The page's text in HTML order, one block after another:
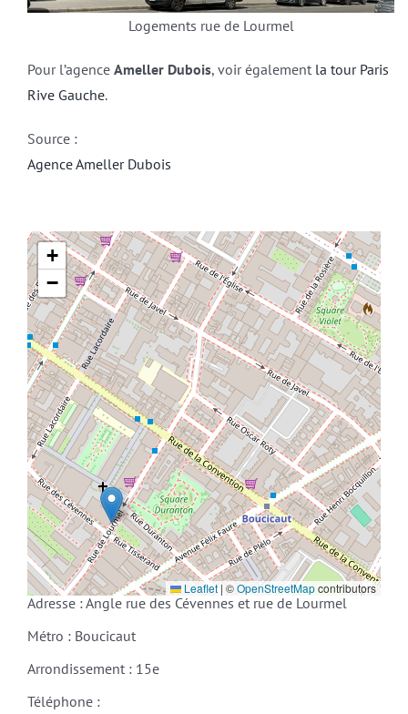
Logements rue de Lourmel
Pour l’agence Ameller Dubois, voir également la tour Paris
Rive Gauche.
Source :
Agence Ameller Dubois
+
−
Leaflet | ©OpenStreetMapcontributors
Adresse : Angle rue des Cévennes et rue de Lourmel
Métro : Boucicaut
Arrondissement : 15e
Téléphone :